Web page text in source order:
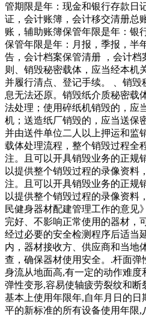
管期限是年：现金和银行存款日
证，会计账簿，会计移交清册总
账，辅助账簿保管年限是年：银
保管年限是年：月报，季报，半
告，会计档案保管清册 ，会计档
则、销毁秘密载体，应当经本机
并履行清点、登记手续。 、销
息无法还原。销毁纸介质秘密载
法处理；使用碎纸机销毁的，应
机；送造纸厂销毁的，应当送保
并由送件单位二人以上押运和监
载体处理流程，整个销毁过程全
注。且可以开具销毁业务的正规
以提供整个销毁过程的录像资料
注。且可以开具销毁业务的正规
以提供整个销毁过程的录像资料
民健身器材配建管理工作的意见
完好、不影响正常使用的器材，
经过必要的安全检测程序后适当
内，器材接收方、供应商和当地
查，确保器材使用安全。.杆面弹
身流从地面高,有一定的动作难度
弹性变形,容易使轴疲劳裂纹和
基本上使用年限年,自年月日的日
平的新标准的所有设备使用年限,